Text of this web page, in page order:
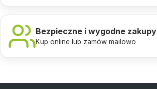
Bezpieczne i wygodne zakupy
Kup online lub zamów mailowo